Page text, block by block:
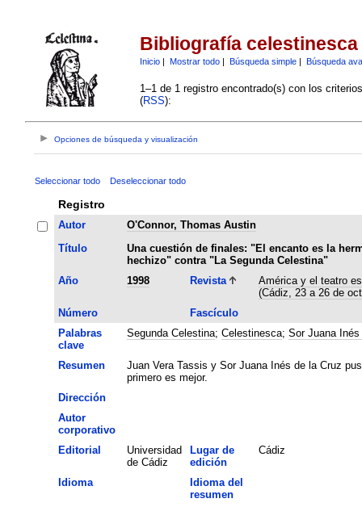
Bibliografía celestinesca
Inicio| Mostrar todo| Búsqueda simple| Búsqueda
1–1 de 1 registro encontrado(s) con los
(RSS):
Opciones de búsqueda y visualización
Seleccionar todo Deseleccionar todo
Registro
Autor
O'Connor, Thomas Austin
Título
Una cuestión de finales: "El encanto es la
hechizo" contra "La Segunda Celestina"
Año
1998 Revista
América y el teatro
(Cádiz, 23 a 26 de
Número
Fascículo
Palabras
clave
Segunda Celestina; Celestinesca; Sor Juana
Resumen
Juan Vera Tassis y Sor Juana Inés de la Cruz
primero es mejor.
Dirección
Autor
corporativo
Editorial
Universidad
de Cádiz
Lugar de
edición
Cádiz
Idioma
Idioma del
resumen